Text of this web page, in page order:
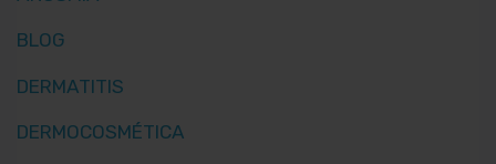
BLOG
DERMATITIS
DERMOCOSMÉTICA